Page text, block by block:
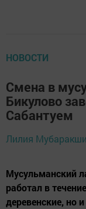
НОВОСТИ
Смена в
Бикулово
Сабантуем
Лилия
Мусульманский
работал в
деревенские, но